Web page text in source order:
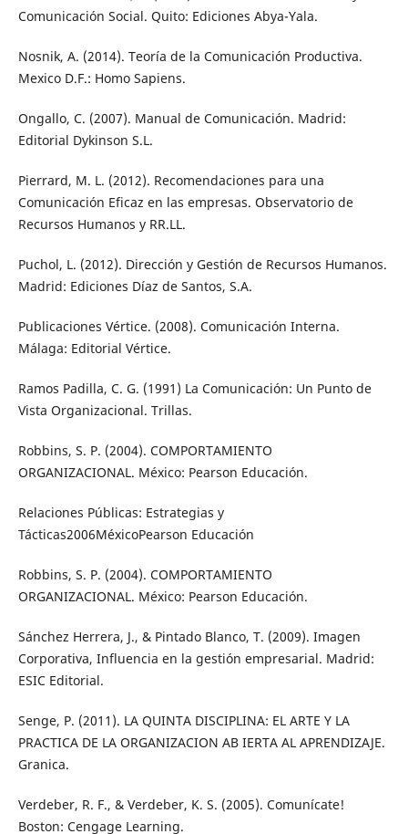
Comunicación Social. Quito: Ediciones Abya-Yala.
Nosnik, A. (2014). Teoría de la Comunicación Productiva.
Mexico D.F.: Homo Sapiens.
Ongallo, C. (2007). Manual de Comunicación. Madrid:
Editorial Dykinson S.L.
Pierrard, M. L. (2012). Recomendaciones para una
Comunicación Eficaz en las empresas. Observatorio de
Recursos Humanos y RR.LL.
Puchol, L. (2012). Dirección y Gestión de Recursos Humanos.
Madrid: Ediciones Díaz de Santos, S.A.
Publicaciones Vértice. (2008). Comunicación Interna.
Málaga: Editorial Vértice.
Ramos Padilla, C. G. (1991) La Comunicación: Un Punto de
Vista Organizacional. Trillas.
Robbins, S. P. (2004). COMPORTAMIENTO
ORGANIZACIONAL. México: Pearson Educación.
Relaciones Públicas: Estrategias y
Tácticas2006MéxicoPearson Educación
Robbins, S. P. (2004). COMPORTAMIENTO
ORGANIZACIONAL. México: Pearson Educación.
Sánchez Herrera, J., & Pintado Blanco, T. (2009). Imagen
Corporativa, Influencia en la gestión empresarial. Madrid:
ESIC Editorial.
Senge, P. (2011). LA QUINTA DISCIPLINA: EL ARTE Y LA
PRACTICA DE LA ORGANIZACION AB IERTA AL APRENDIZAJE.
Granica.
Verdeber, R. F., & Verdeber, K. S. (2005). Comunícate!
Boston: Cengage Learning.